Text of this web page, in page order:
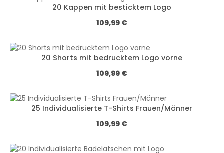
20 Kappen mit besticktem Logo
Regulärer Preis:
109,99 €
20 Shorts mit bedrucktem Logo vorne
Regulärer Preis:
109,99 €
25 Individualisierte T-Shirts Frauen/Männer
Regulärer Preis:
109,99 €